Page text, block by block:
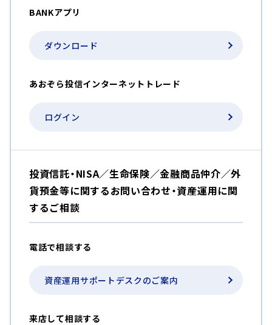
BANKアプリ
ダウンロード
あおぞら投信インターネットトレード
ログイン
投資信託・NISA／生命保険／金融商品仲介／外
貨預金等に関するお問い合わせ・資産運用に関
するご相談
電話で相談する
資産運用サポートデスクのご案内
来店して相談する